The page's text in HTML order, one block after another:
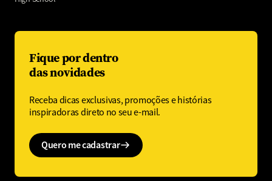
Fique por dentro
das novidades
Receba dicas exclusivas, promoções e histórias
inspiradoras direto no seu e-mail.
Quero me cadastrar